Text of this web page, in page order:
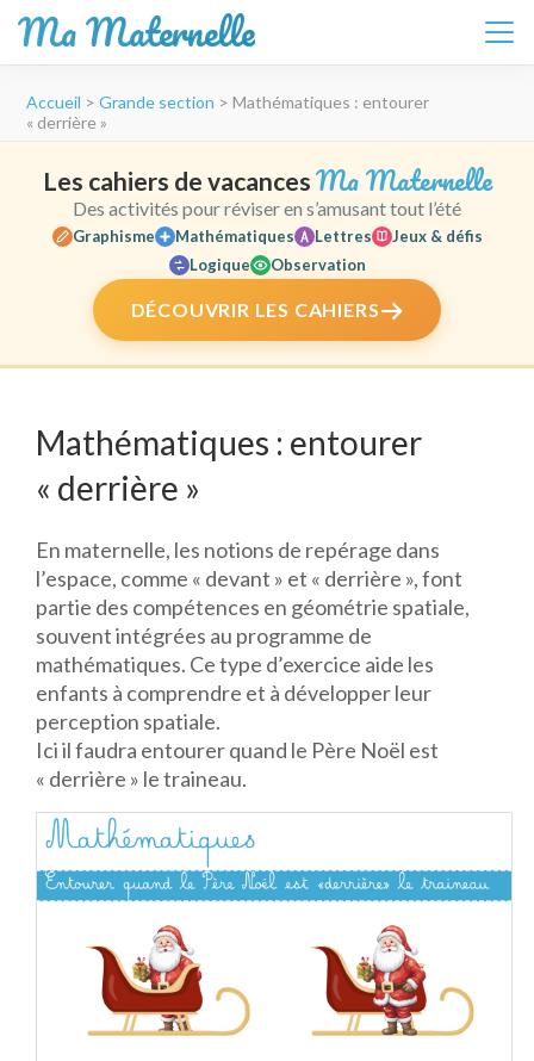
Ma Maternelle
contenu
Entrée)
Accueil > Grande section > Mathématiques : entourer
« derrière »
Les cahiers de vacances Ma Maternelle
Des activités pour réviser en s’amusant tout l’été
Graphisme Mathématiques Lettres
Jeux & défis
Logique
Observation
DÉCOUVRIR LES CAHIERS
Mathématiques : entourer
« derrière »
En maternelle, les notions de repérage dans
l’espace, comme « devant » et « derrière », font
partie des compétences en géométrie spatiale,
souvent intégrées au programme de
mathématiques. Ce type d’exercice aide les
enfants à comprendre et à développer leur
perception spatiale.
Ici il faudra entourer quand le Père Noël est
« derrière » le traineau.